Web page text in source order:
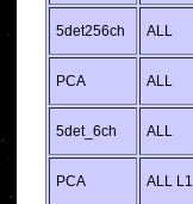
5det256ch ALL
PCA ALL
5det_6ch ALL
PCA ALL L1